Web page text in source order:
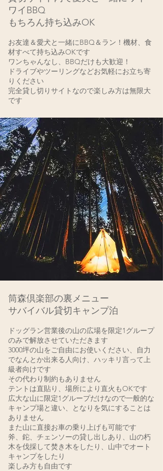
ワイBBQ
もちろん持ち込みOK
お友達 ＆愛犬と一緒にBBQ＆ラン ！機材、食
材すべて持ち込みOKです
ワンちゃんなし、BBQだけも大歓迎！
ドライブやツーリングなどお気軽にお立ち寄
りください
​完全貸し切りサイトなので楽しみ方は無限大
です​
筒森倶楽部の裏メニュー
サバイバル貸切キャンプ泊
ドッグラン営業後の山の広場を限定1グループ
のみで解放させていただきます
3000坪の山をご自由にお使いください、自力
でなんとか出来る人向け、ハッキリ言って上
級者向けです
その代わり制約もありません
テントは直貼り、場所により直火もOKです
広大な山に限定1グループだけなので一般的な
キャンプ場と違い、となりを気にすることは
ありません
また山に直接お車の乗り上げも可能です
斧、鉈、チェンソーの貸し出しあり、山の朽
木を伐採して焚き木をしたり、山中でオート
キャンプをしたり
​楽しみ方も自由です